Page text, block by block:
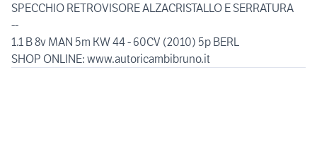
SPECCHIO RETROVISORE ALZACRISTALLO E SERRATURA
--
1.1 B 8v MAN 5m KW 44 - 60CV (2010) 5p BERL
SHOP ONLINE: www.autoricambibruno.it